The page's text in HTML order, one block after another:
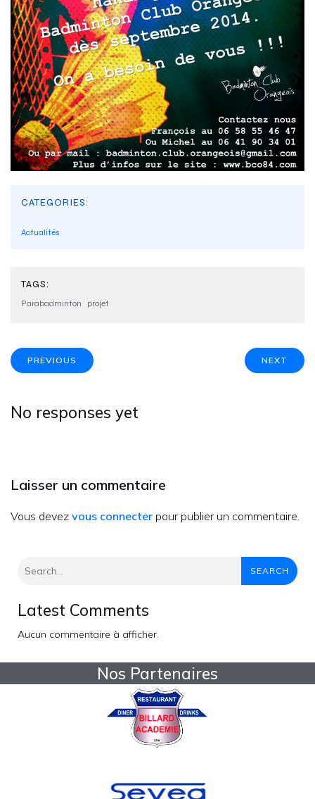
CATEGORIES:
Actualités
TAGS:
Parabadminton projet
PREVIOUS NEXT
No responses yet
Laisser un commentaire
Vous devez vous connecter pour publier un commentaire.
SEARCH
Latest Comments
Aucun commentaire à afficher.
Nos Partenaires